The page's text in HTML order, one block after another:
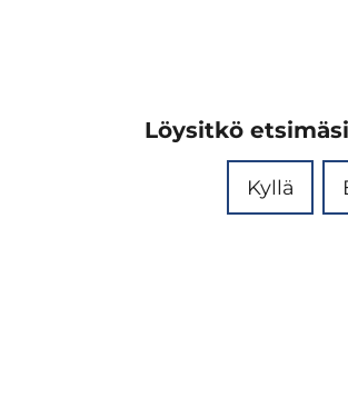
Löysitkö
Kyllä